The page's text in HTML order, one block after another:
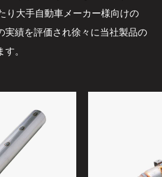
り大手自動車メーカー様向けの
実績を評価され徐々に当社製品の
。